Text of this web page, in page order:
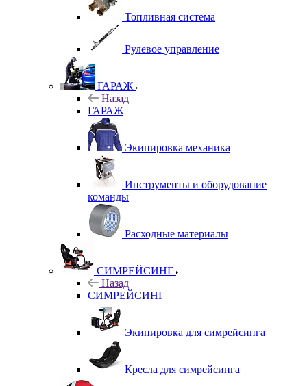
Топливная система
Рулевое управление
ГАРАЖ
Назад
ГАРАЖ
Экипировка механика
Инструменты и оборудование
команды
Расходные материалы
СИМРЕЙСИНГ
Назад
СИМРЕЙСИНГ
Экипировка для симрейсинга
Кресла для симрейсинга